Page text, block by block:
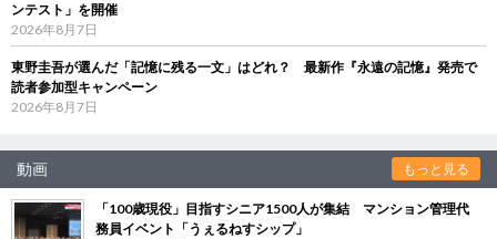
ンテスト」を開催
2026年8月7日
東野圭吾が選んだ「記憶に残る一文」はどれ？ 最新作『永遠の記憶』発売で
読者参加型キャンペーン
2026年8月7日
動画 もっと見る
「100歳現役」目指すシニア1500人が集結 マンション管理代
務員イベント「うぇるねすシップ」